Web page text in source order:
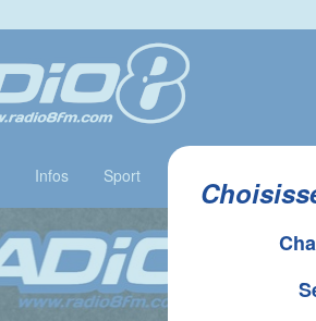
Infos Sport